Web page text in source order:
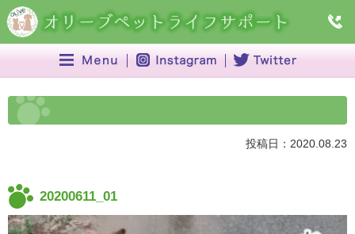
投稿日：2020.08.23
20200611_01